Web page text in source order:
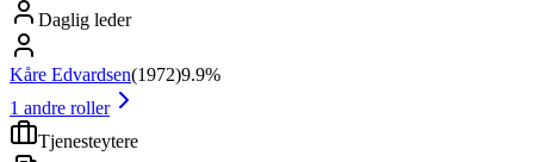
Daglig leder
Kåre Edvardsen(1972)9.9%
1 andre roller
Tjenesteytere